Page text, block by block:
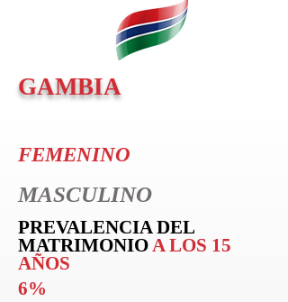
GAMBIA
FEMENINO
MASCULINO
PREVALENCIA DEL
MATRIMONIOA LOS 15
AÑOS
6%